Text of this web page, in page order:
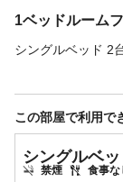
1ベッドルーム
シングルベッド 2
この部屋で利用で
禁煙 食事な
シングルベ